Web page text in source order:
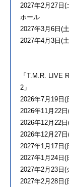
2027年2月27
ホール
2027年3月6
2027年4月3
「T.M.R. LIVE
2」
2026年7月19
2026年11月22
2026年12月22
2026年12月27
2027年1月17
2027年1月24
2027年2月23
2027年2月28